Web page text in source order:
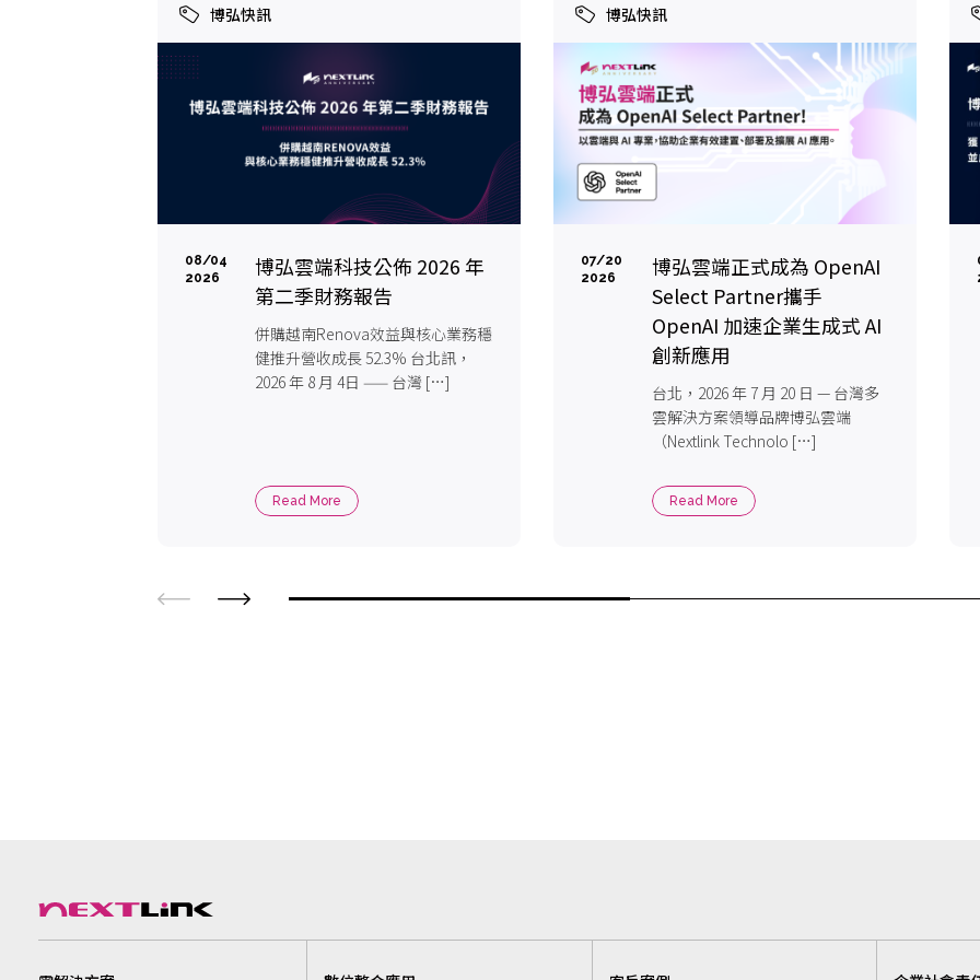
博弘快訊
08/04
2026
博弘雲端科技公佈 2026 年
第二季財務報告
併購越南Renova效益與核心業務穩
健推升營收成長 52.3% 台北訊，
2026 年 8 月 4日 —— 台灣 […]
Read More
博弘快訊
07/20
2026
博弘雲端正式成為 OpenAI
Select Partner攜手
OpenAI 加速企業生成式 AI
創新應用
台北，2026 年 7 月 20 日 — 台灣多
雲解決方案領導品牌博弘雲端
（Nextlink Technolo […]
Read More